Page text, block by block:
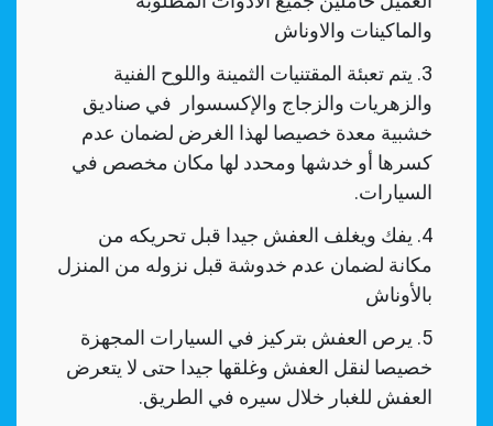
والماكينات والاوناش
يتم تعبئة المقتنيات الثمينة واللوح الفنية
والزهريات والزجاج والإكسسوار في صناديق
خشبية معدة خصيصا لهذا الغرض لضمان عدم
كسرها أو خدشها ومحدد لها مكان مخصص في
السيارات.
يفك ويغلف العفش جيدا قبل تحريكه من
مكانة لضمان عدم خدوشة قبل نزوله من المنزل
بالأوناش
يرص العفش بتركيز في السيارات المجهزة
خصيصا لنقل العفش وغلقها جيدا حتى لا يتعرض
العفش للغبار خلال سيره في الطريق.